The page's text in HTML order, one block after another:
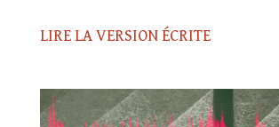
LIRE LA VERSION ÉCRITE